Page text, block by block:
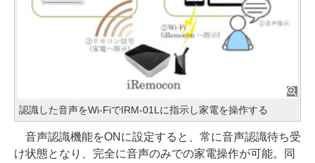
認識した音声をWi-FiでIRM-01Lに指示し家電を操作する
音声認識機能をONに設定すると、常に音声認識待ち受
け状態となり、完全に音声のみでの家電操作が可能。同